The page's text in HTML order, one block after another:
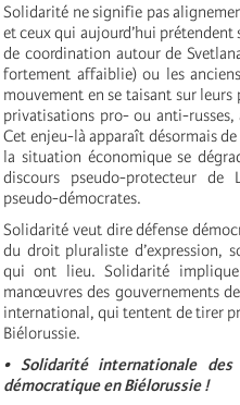
Solidarité ne signifie pas
et ceux qui aujourd’hui
de coordination autour de
fortement affaiblie) ou les
mouvement en se taisant sur
privatisations pro- ou anti-
Cet enjeu-là apparaît désormais
la situation économique se
discours pseudo-protecteur de
pseudo-démocrates.
Solidarité veut dire défense
du droit pluraliste d’expression,
qui ont lieu. Solidarité implique
manœuvres des gouvernements
international, qui tentent de tirer
Biélorussie.
• Solidarité internationale
démocratique en Biélorussie !